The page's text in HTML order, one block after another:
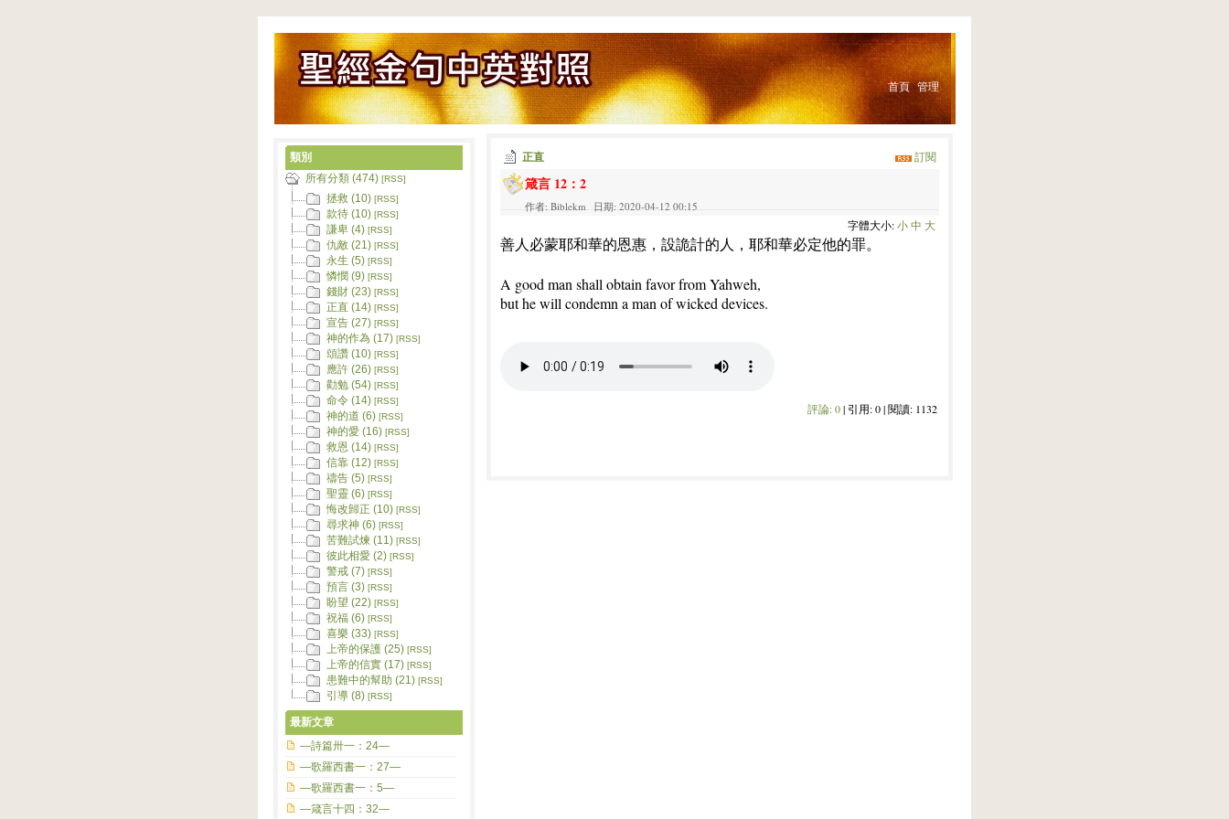
首頁 管理
訂閱
正直
箴言 12：2
作者: Biblekm 日期: 2020-04-12 00:15
字體大小:小中 大
善人必蒙耶和華的恩惠，設詭計的人，耶和華必定他的罪。
A good man shall obtain favor from Yahweh,
but he will condemn a man of wicked devices.
評論:0| 引用: 0 | 閱讀: 1132
類別
所有分類 (474) [RSS]
拯救 (10) [RSS]
款待 (10) [RSS]
謙卑 (4) [RSS]
仇敵 (21) [RSS]
永生 (5) [RSS]
憐憫 (9) [RSS]
錢財 (23) [RSS]
正直 (14) [RSS]
宣告 (27) [RSS]
神的作為 (17) [RSS]
頌讚 (10) [RSS]
應許 (26) [RSS]
勸勉 (54) [RSS]
命令 (14) [RSS]
神的道 (6) [RSS]
神的愛 (16) [RSS]
救恩 (14) [RSS]
信靠 (12) [RSS]
禱告 (5) [RSS]
聖靈 (6) [RSS]
悔改歸正 (10) [RSS]
尋求神 (6) [RSS]
苦難試煉 (11) [RSS]
彼此相愛 (2) [RSS]
警戒 (7) [RSS]
預言 (3) [RSS]
盼望 (22) [RSS]
祝福 (6) [RSS]
喜樂 (33) [RSS]
上帝的保護 (25) [RSS]
上帝的信實 (17) [RSS]
患難中的幫助 (21) [RSS]
引導 (8) [RSS]
最新文章
—詩篇卅一：24—
—歌羅西書一：27—
—歌羅西書一：5—
—箴言十四：32—